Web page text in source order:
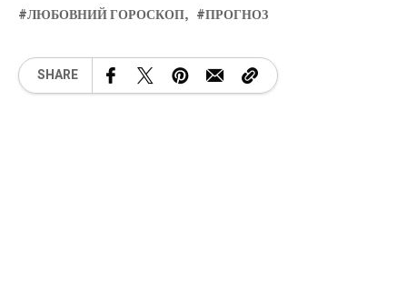
ЛЮБОВНИЙ ГОРОСКОП ПРОГНОЗ
SHARE